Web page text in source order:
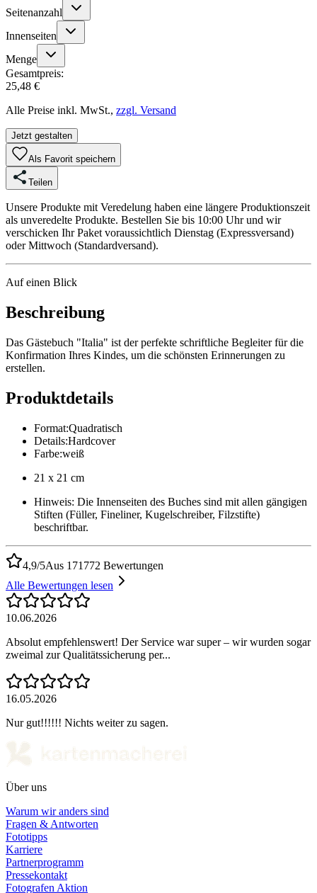
Seitenanzahl
Innenseiten
Menge
Gesamtpreis:
25,48 €
Alle Preise inkl. MwSt., zzgl. Versand
Jetzt gestalten
Als Favorit speichern
Teilen
Unsere Produkte mit Veredelung haben eine längere Produktionszeit
als unveredelte Produkte. Bestellen Sie bis 10:00 Uhr und wir
verschicken Ihr Paket voraussichtlich Dienstag (Expressversand)
oder Mittwoch (Standardversand).
Auf einen Blick
Beschreibung
Das Gästebuch "Italia" ist der perfekte schriftliche Begleiter für die
Konfirmation Ihres Kindes, um die schönsten Erinnerungen zu
erstellen.
Produktdetails
Format:Quadratisch
Details:Hardcover
Farbe:weiß
21 x 21 cm
Hinweis: Die Innenseiten des Buches sind mit allen gängigen
Stiften (Füller, Fineliner, Kugelschreiber, Filzstifte)
beschriftbar.
4,9/5Aus 171772 Bewertungen
Alle Bewertungen lesen
10.06.2026
Absolut empfehlenswert! Der Service war super – wir wurden sogar
zweimal zur Qualitätssicherung per...
16.05.2026
Nur gut!!!!!! Nichts weiter zu sagen.
Über uns
Warum wir anders sind
Fragen & Antworten
Fototipps
Karriere
Partnerprogramm
Pressekontakt
Fotografen Aktion